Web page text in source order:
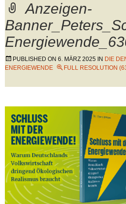
Anzeigen-
PUBLISHED ON 6. MÄRZ 2025 IN DIE
ENERGIEWENDE
FULL RESOLUTION